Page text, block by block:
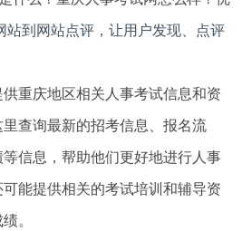
站到网站点评，让用户发现、点评
重庆地区相关人事考试信息和资
查询最新的招考信息、报名流
信息，帮助他们更好地进行人事
能提供相关的考试培训和辅导资
。